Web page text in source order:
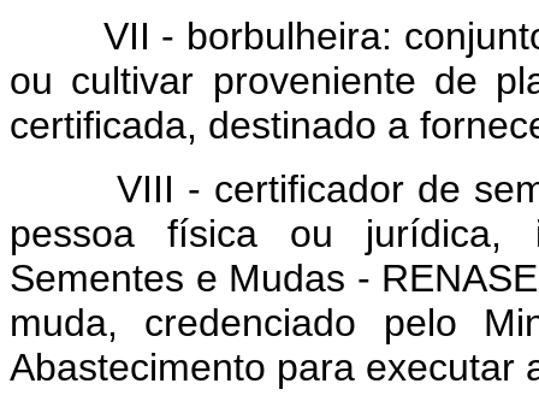
VII - borbulheira: conjunto
ou cultivar proveniente de
certificada, destinado a
VIII - certificador de
pessoa física ou jurídica,
Sementes e Mudas -
muda, credenciado pelo
Abastecimento para executar